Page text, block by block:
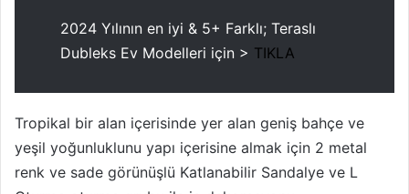
2024 Yılının en iyi & 5+ Farklı; Teraslı
Dubleks Ev Modelleri için > TIKLA
Tropikal bir alan içerisinde yer alan geniş bahçe ve
yeşil yoğunluklunu yapı içerisine almak için 2 metal
renk ve sade görünüşlü Katlanabilir Sandalye ve L